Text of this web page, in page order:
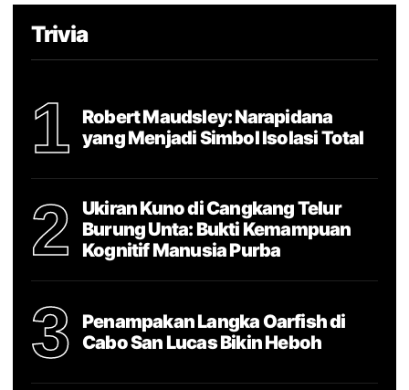
Trivia
1
Robert Maudsley: Narapidana
yang Menjadi Simbol Isolasi Total
2
Ukiran Kuno di Cangkang Telur
Burung Unta: Bukti Kemampuan
Kognitif Manusia Purba
3
Penampakan Langka Oarfish di
Cabo San Lucas Bikin Heboh